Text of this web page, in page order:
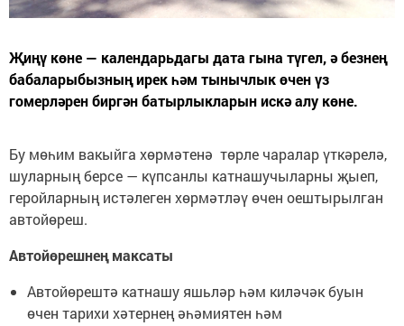
Җиңү көне — календарьдагы дата гына түгел, ә безнең
бабаларыбызның ирек һәм тынычлык өчен үз
гомерләрен биргән батырлыкларын искә алу көне.
Бу мөһим вакыйга хөрмәтенә төрле чаралар үткәрелә,
шуларның берсе — күпсанлы катнашучыларны җыеп,
геройларның истәлеген хөрмәтләү өчен оештырылган
автойөреш.
Автойөрешнең максаты
Автойөрештә катнашу яшьләр һәм киләчәк буын
өчен тарихи хәтернең әһәмиятен һәм